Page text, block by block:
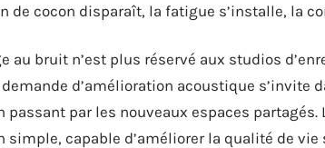
de cocon disparaît, la fatigue s’installe, la
au bruit n’est plus réservé aux studios
d’amélioration acoustique s’invite
passant par les nouveaux espaces
simple, capable d’améliorer la qualité de